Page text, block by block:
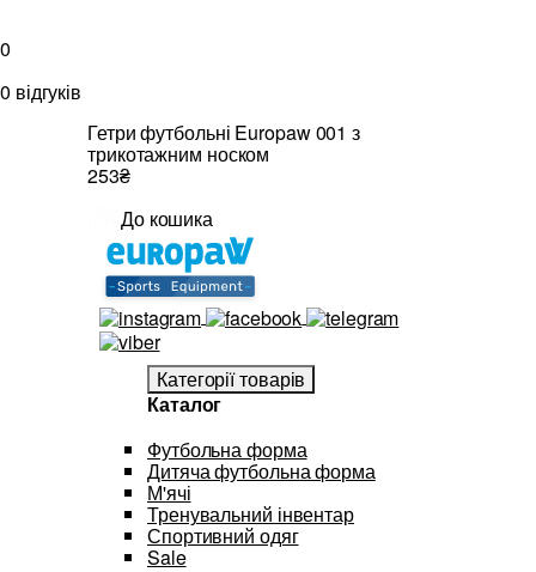
0
0 відгуків
Гетри футбольні Europaw 001 з
трикотажним носком
253₴
До кошика
Категорії товарів
Каталог
Футбольна форма
Дитяча футбольна форма
М'ячі
Тренувальний інвентар
Спортивний одяг
Sale